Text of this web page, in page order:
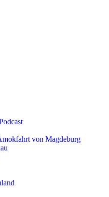
von Magdeburg